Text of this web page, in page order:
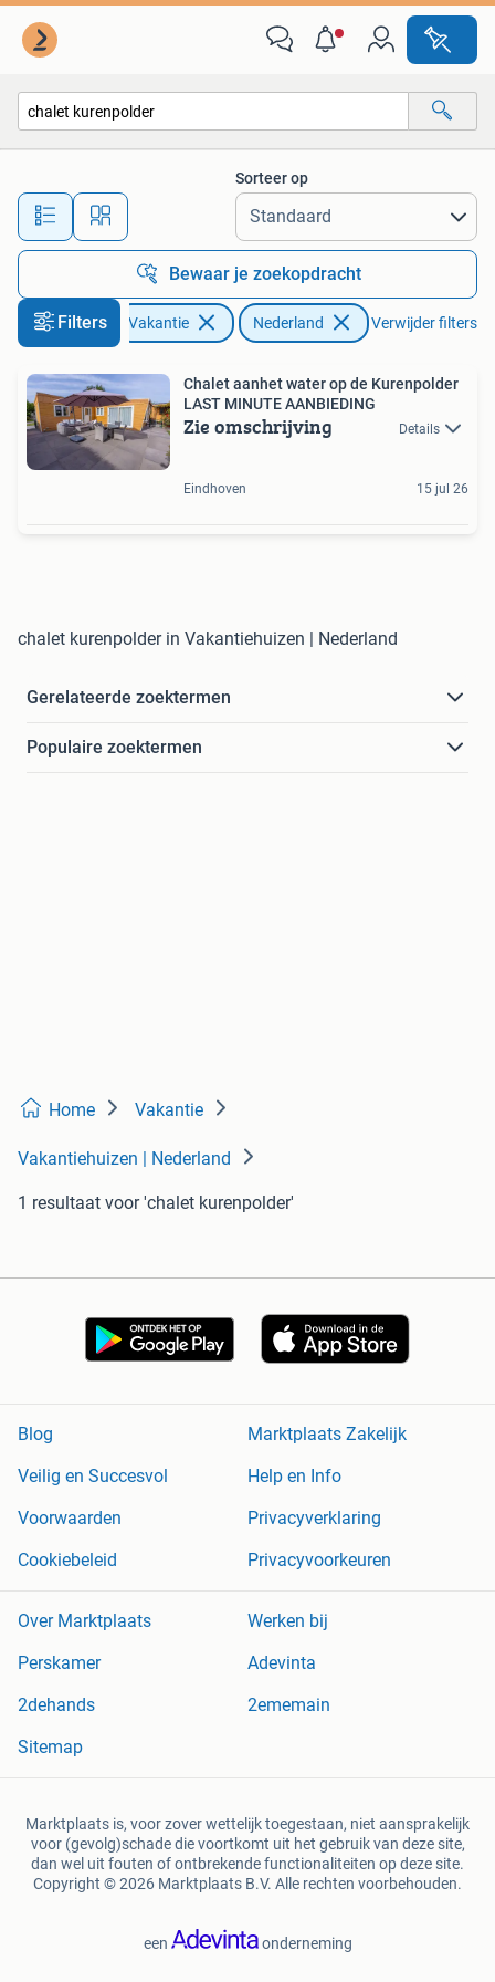
Alle afstanden…
Sorteer op
Bewaar je zoekopdracht
Filters Vakantie Nederland Verwijder filters
Chalet aanhet water op de Kurenpolder
LAST MINUTE AANBIEDING
Zie omschrijving Details
Eindhoven 15 jul 26
chalet kurenpolder in Vakantiehuizen | Nederland
Gerelateerde zoektermen
Populaire zoektermen
Home Vakantie
Vakantiehuizen | Nederland
1 resultaat voor 'chalet kurenpolder'
Blog
Marktplaats Zakelijk
Veilig en Succesvol
Help en Info
Voorwaarden
Privacyverklaring
Cookiebeleid
Privacyvoorkeuren
Over Marktplaats
Werken bij
Perskamer
Adevinta
2dehands
2ememain
Sitemap
Marktplaats is, voor zover wettelijk toegestaan, niet aansprakelijk
voor (gevolg)schade die voortkomt uit het gebruik van deze site,
dan wel uit fouten of ontbrekende functionaliteiten op deze site.
Copyright © 2026 Marktplaats B.V. Alle rechten voorbehouden.
een onderneming